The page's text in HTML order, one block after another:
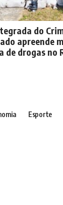
do
apreende
de drogas no
Esporte